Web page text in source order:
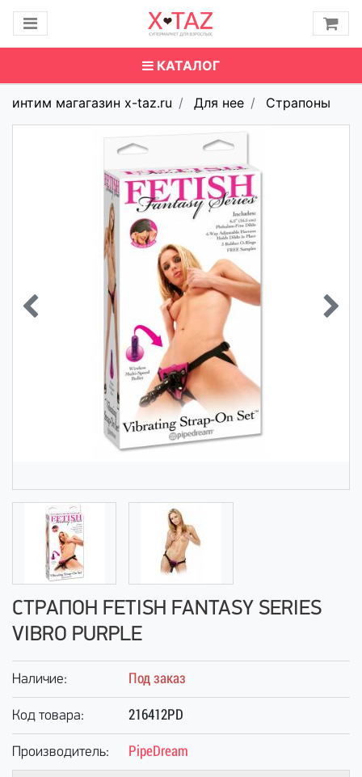
КАТАЛОГ
интим магагазин x-taz.ru Для нее Страпоны
СТРАПОН FETISH FANTASY SERIES
VIBRO PURPLE
Наличие: Под заказ
Код товара: 216412PD
Производитель: PipeDream